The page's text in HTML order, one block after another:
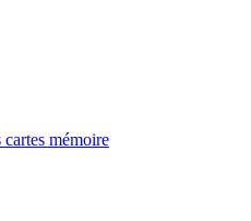
cartes mémoire